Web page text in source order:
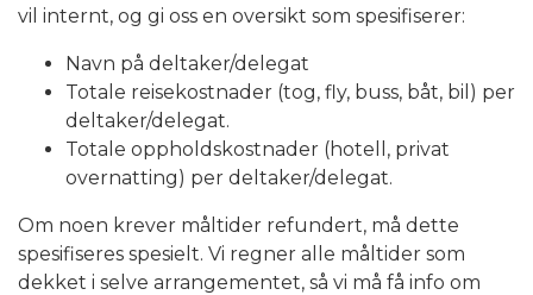
vil internt, og gi oss en oversikt som spesifiserer:
Navn på deltaker/delegat
Totale reisekostnader (tog, fly, buss, båt, bil) per
deltaker/delegat.
Totale oppholdskostnader (hotell, privat
overnatting) per deltaker/delegat.
Om noen krever måltider refundert, må dette
spesifiseres spesielt. Vi regner alle måltider som
dekket i selve arrangementet, så vi må få info om